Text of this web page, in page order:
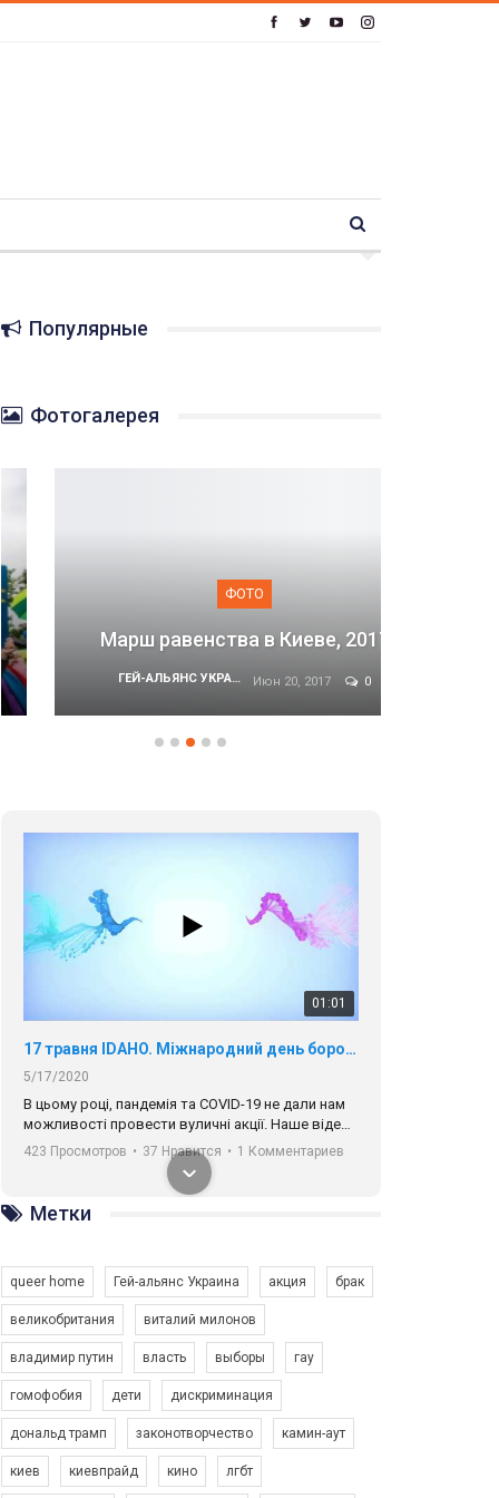
Популярные
Фотогалерея
Марш равенства в Киеве, 2017
ГЕЙ-АЛЬЯНС УКРАИНА Июн 20, 2017 0
01:01
17 травня IDAHO. Міжнародний день боротьби з гомофобією трансфобією і біфобія.
5/17/2020
В цьому році, пандемія та COVІD-19 не дали нам
можливості провести вуличні акції. Наше відео-
звернення про те, що навіть коли ми у різних
містах та не можемо зустрінеться, ми разом. Ми
закликаємо всіх хто поділяє цінності рівності та
солідарності, приєднатися до нас. Регіональні
підрозділи ГАУ є в 16 областях України.
423 Просмотров • 37 Нравится • 1 Комментариев
Зупинимо насильство проти ЛГБТ в Україні! Stop violence against LGBT in Ukraine!
Емоційний та вражаючий промо-ролік на
Метки
queer home Гей-альянс Украина акция брак
великобритания виталий милонов
владимир путин власть выборы гау
гомофобия дети дискриминация
дональд трамп законотворчество камин-аут
киев киевпрайд кино лгбт